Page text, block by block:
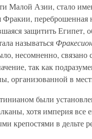
Малой Азии, стало
Фракии, переброшенная
защитить Египет,
называться
несомненно, связано
так как
организованной в
были
хотя империя все
крепостями в дельте